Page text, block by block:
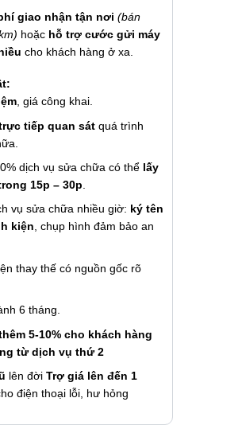
giao nhận tận nơi (bán
hoặc hỗ trợ cước gửi máy
cho khách hàng ở xa.
, giá công khai.
tiếp quan sát quá trình
dịch vụ sửa chữa có thể lấy
15p – 30p
vụ sửa chữa nhiều giờ: ký tên
kiện, chụp hình đảm bảo an
thay thế có nguồn gốc rõ
6 tháng.
5-10% cho khách hàng
từ dịch vụ thứ 2
lên đời Trợ giá lên đến 1
điện thoại lỗi, hư hỏng